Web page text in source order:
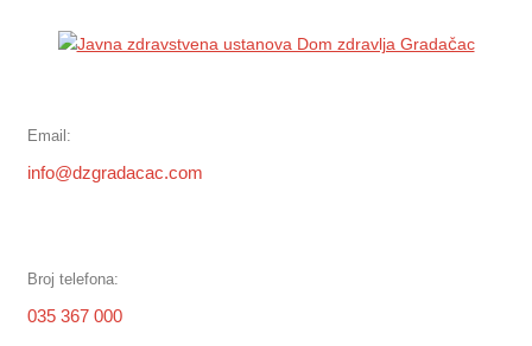
Email:
info@dzgradacac.com
Broj telefona:
035 367 000